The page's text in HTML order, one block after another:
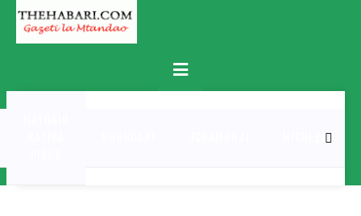
Skip
content
Primary
Menu
MICHEZO